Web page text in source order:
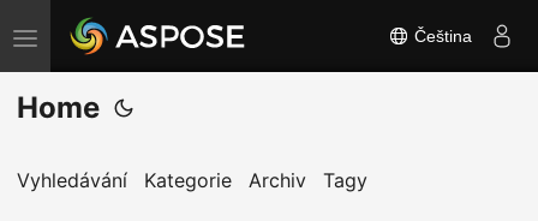
P
ř
e
n
Čeština
Home
Vyhledávání Kategorie Archiv Tagy